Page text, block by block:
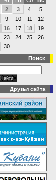
2 3 4
5
9 10 11
12
16 17 18
19
23 24 25
26
30
Поиск
Друзья сайта